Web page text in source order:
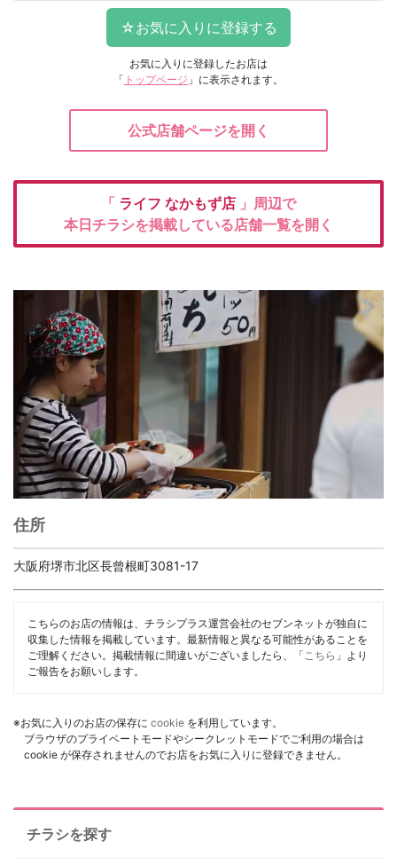
お気に入りに登録したお店は
「 トップページ 」に表示されます。
公式店舗ページを開く
「 ライフ なかもず店 」周辺で
本日チラシを掲載している店舗一覧を開く
住所
大阪府堺市北区長曾根町3081-17
こちらのお店の情報は、チラシプラス運営会社のセブンネットが独自に
収集した情報を掲載しています。最新情報と異なる可能性があることを
ご理解ください。掲載情報に間違いがございましたら、「 こちら 」より
ご報告をお願いします。
※お気に入りのお店の保存に cookie を利用しています。
ブラウザのプライベートモードやシークレットモードでご利用の場合は
cookie が保存されませんのでお店をお気に入りに登録できません。
チラシを探す